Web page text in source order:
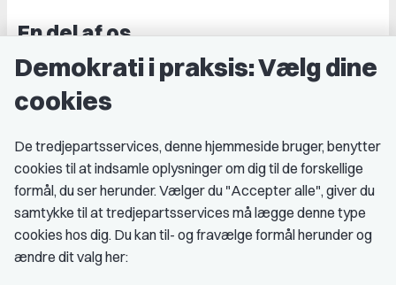
En del af os
Grupper og kredse
Studenterorganisationer
Medlemskab
Fordele som medlem
Kontingent
Demokrati i praksis: Vælg dine
cookies
De tredjepartsservices, denne hjemmeside bruger, benytter
cookies til at indsamle oplysninger om dig til de forskellige
formål, du ser herunder. Vælger du "Accepter alle", giver du
samtykke til at tredjepartsservices må lægge denne type
cookies hos dig. Du kan til- og fravælge formål herunder og
ændre dit valg her: